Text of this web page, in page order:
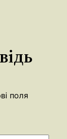
поля